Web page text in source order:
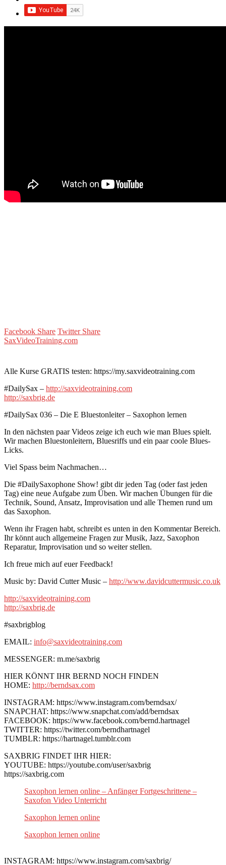
Facebook Share Twitter Share
SaxVideoTraining.com
Alle Kurse GRATIS testen: https://my.saxvideotraining.com
#DailySax – http://saxvideotraining.com
http://saxbrig.de
#DailySax 036 – Die E Bluestonleiter – Saxophon lernen
In den nächsten paar Videos zeige ich euch wie man Blues spielt.
Wir machen Bluestonleitern, Bluesriffs und ein paar coole Blues-
Licks.
Viel Spass beim Nachmachen…
Die #DailySaxophone Show! gibt dir jeden Tag (oder fast jeden
Tag) eine neue Aufgabe zum Üben. Wir machen Übungen für die
Technik, Sound, Ansatz, Improvisation und alle Themen rund um
das Saxophon.
Wenn ihr Fragen habt, schreibt es unten in den Kommentar Bereich.
Ihr könnt auch allgemeine Fragen zur Musik, Jazz, Saxophon
Reparatur, Improvisation und so weiter stellen.
Ich freue mich auf euer Feedback!
Music by: David Cutter Music – http://www.davidcuttermusic.co.uk
http://saxvideotraining.com
http://saxbrig.de
#saxbrigblog
EMAIL: info@saxvideotraining.com
MESSENGER: m.me/saxbrig
HIER KÖNNT IHR BERND NOCH FINDEN
HOME: http://berndsax.com
INSTAGRAM: https://www.instagram.com/berndsax/
SNAPCHAT: https://www.snapchat.com/add/berndsax
FACEBOOK: https://www.facebook.com/bernd.hartnagel
TWITTER: https://twitter.com/berndhartnagel
TUMBLR: https://hartnagel.tumblr.com
SAXBRIG FINDET IHR HIER:
YOUTUBE: https://youtube.com/user/saxbrig
https://saxbrig.com
Saxophon lernen online – Anfänger Fortgeschrittene –
Saxofon Video Unterricht
Saxophon lernen online
Saxophon lernen online
INSTAGRAM: https://www.instagram.com/saxbrig/